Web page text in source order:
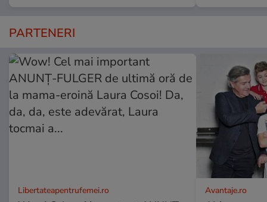
PARTENERI
Libertateapentrufemei.ro Avantaje.ro